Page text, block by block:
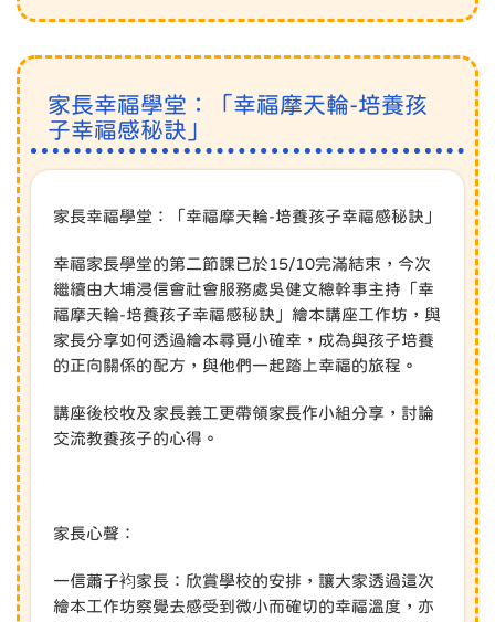
家長幸福學堂：「幸福摩天輪-培養孩
子幸福感秘訣」
家長幸福學堂：「幸福摩天輪-培養孩子幸福感秘訣」
幸福家長學堂的第二節課已於15/10完滿結束，今次
繼續由大埔浸信會社會服務處吳健文總幹事主持「幸
福摩天輪-培養孩子幸福感秘訣」繪本講座工作坊，與
家長分享如何透過繪本尋覓小確幸，成為與孩子培養
的正向關係的配方，與他們一起踏上幸福的旅程。
講座後校牧及家長義工更帶領家長作小組分享，討論
交流教養孩子的心得。
家長心聲：
一信蕭子袀家長：欣賞學校的安排，讓大家透過這次
繪本工作坊察覺去感受到微小而確切的幸福溫度，亦